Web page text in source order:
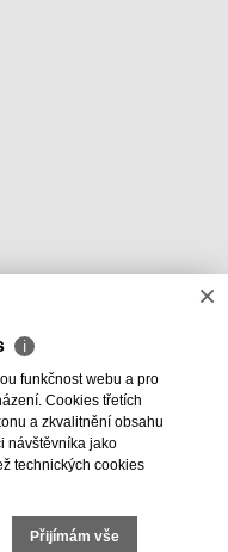
×
ℹ
funkčnost webu a pro
Cookies třetích
a zkvalitnění obsahu
návštěvníka jako
technických cookies
Přijímám vše